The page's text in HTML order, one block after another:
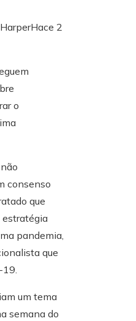
Hace 2
consenso
que
estratégia
pandemia,
que
19.
um tema
semana do